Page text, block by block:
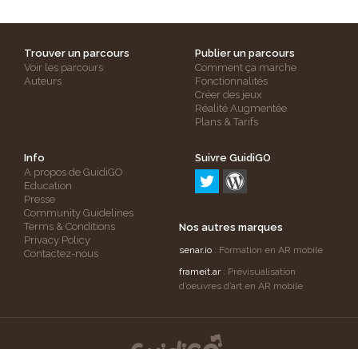
Trouver un parcours
Voir les parcours
Auteurs
Publier un parcours
Comment ça marche
Fonctionnalités
Créer des jeux
Réalité Augmentée
Plans & Tarifs
Info
A propos de GuidiGO
Education
Presse
Community Guidelines
Terms & Conditions
Privacy Policy
Contactez-nous
Suivre GuidiGO
Nos autres marques
senar.io : Formation en AR mobile
frameit.ar: Prévisualisation
d’oeuvres d’art en AR mobile